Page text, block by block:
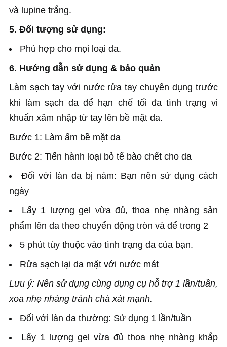
và lupine trắng.
5. Đối tượng sử dụng:
Phù hợp cho mọi loại da.
6. Hướng dẫn sử dụng & bảo quản
Làm sạch tay với nước rửa tay chuyên dụng trước
khi làm sạch da để hạn chế tối đa tình trạng vi
khuẩn xâm nhập từ tay lên bề mặt da.
Bước 1: Làm ẩm bề mặt da
Bước 2: Tiến hành loại bỏ tế bào chết cho da
Đối với làn da bị nám: Bạn nên sử dụng cách
ngày
Lấy 1 lượng gel vừa đủ, thoa nhẹ nhàng sản
phẩm lên da theo chuyển động tròn và để trong 2
5 phút tùy thuộc vào tình trạng da của bạn.
Rửa sạch lại da mặt với nước mát
Lưu ý: Nên sử dụng cùng dụng cụ hỗ trợ 1 lần/tuần,
xoa nhẹ nhàng tránh chà xát mạnh.
Đối với làn da thường: Sử dụng 1 lần/tuần
Lấy 1 lượng gel vừa đủ thoa nhẹ nhàng khắp